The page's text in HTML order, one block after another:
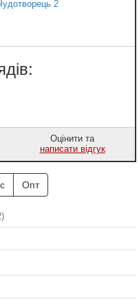
2
Оцінити та
написати відгук
Опт